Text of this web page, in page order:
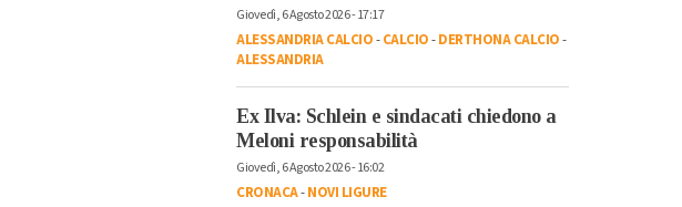
Giovedì, 6 Agosto 2026 - 17:17
ALESSANDRIA CALCIO-CALCIO-DERTHONA CALCIO-
ALESSANDRIA
Ex Ilva: Schlein e sindacati chiedono a
Meloni responsabilità
Giovedì, 6 Agosto 2026 - 16:02
CRONACA-NOVI LIGURE